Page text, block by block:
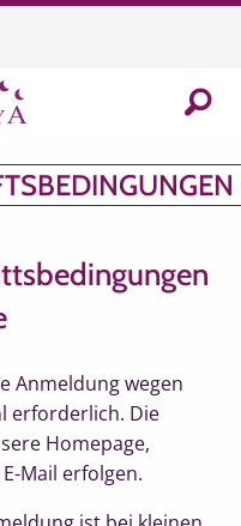
In
Anmeldung wegen
erforderlich. Die
Homepage,
Mail erfolgen.